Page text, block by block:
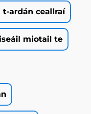
t-ardán ceallraí
miotail te